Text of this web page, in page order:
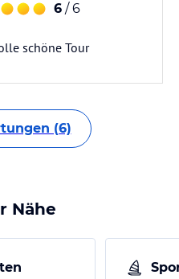
6 / 6
schöne Tour
(6)
Nähe